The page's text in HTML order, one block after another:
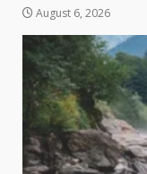
August 6, 2026